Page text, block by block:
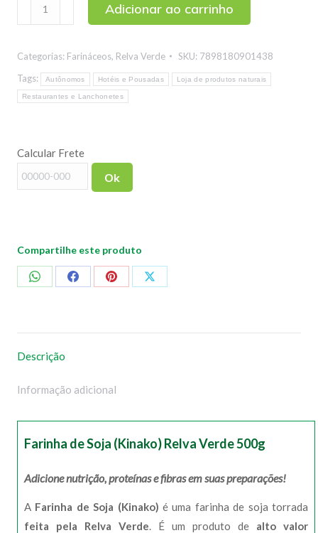
(Kinako)
500g
quantidade
Adicionar ao carrinho
Categorias: Farináceos, Relva Verde SKU: 7898180901438
Tags:
Autônomos Hotéis e Pousadas Loja de produtos naturais
Restaurantes e Lanchonetes
Calcular Frete
Ok
Compartilhe este produto
CompartilharCompartilharCompartilharCompartilhar
Descrição
Informação adicional
Farinha de Soja (Kinako) Relva Verde 500g
Adicione nutrição, proteínas e fibras em suas preparações!
A Farinha de Soja (Kinako) é uma farinha de soja torrada
feita pela Relva Verde . É um produto de alto valor